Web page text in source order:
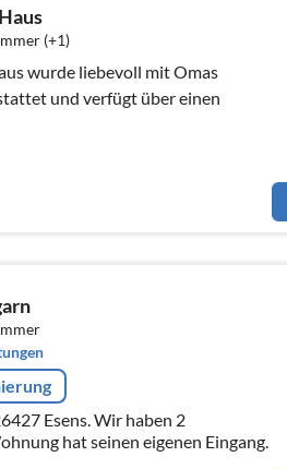
(+1)
wurde liebevoll mit Omas
und verfügt über einen
Wir haben 2
hat seinen eigenen Eingang.